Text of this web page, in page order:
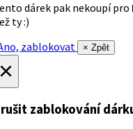
dárek pak nekoupí pro
ty :)
zablokovat
× Zpět
zablokování